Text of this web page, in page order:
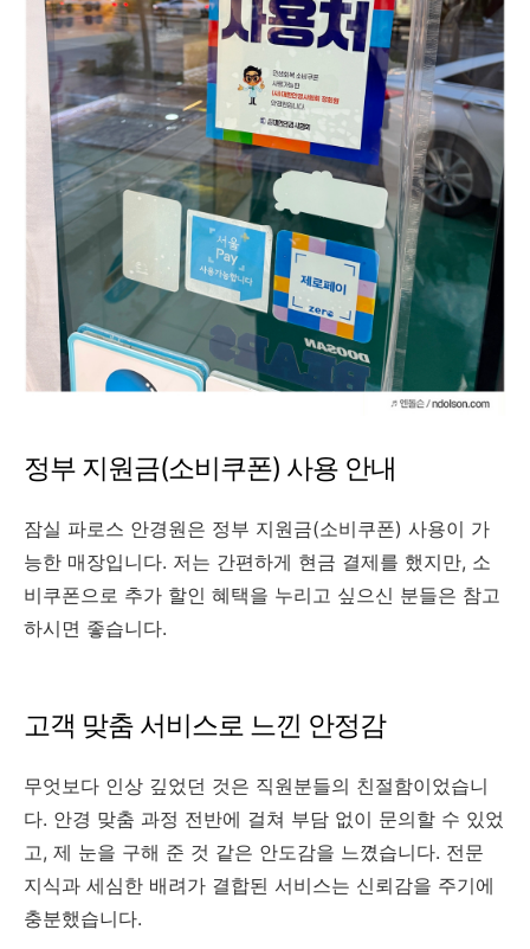
정부 지원금(소비쿠폰) 사용 안내
잠실 파로스 안경원은 정부 지원금(소비쿠폰) 사용이 가
능한 매장입니다. 저는 간편하게 현금 결제를 했지만, 소
비쿠폰으로 추가 할인 혜택을 누리고 싶으신 분들은 참고
하시면 좋습니다.
고객 맞춤 서비스로 느낀 안정감
무엇보다 인상 깊었던 것은 직원분들의 친절함이었습니
다. 안경 맞춤 과정 전반에 걸쳐 부담 없이 문의할 수 있었
고, 제 눈을 구해 준 것 같은 안도감을 느꼈습니다. 전문
지식과 세심한 배려가 결합된 서비스는 신뢰감을 주기에
충분했습니다.